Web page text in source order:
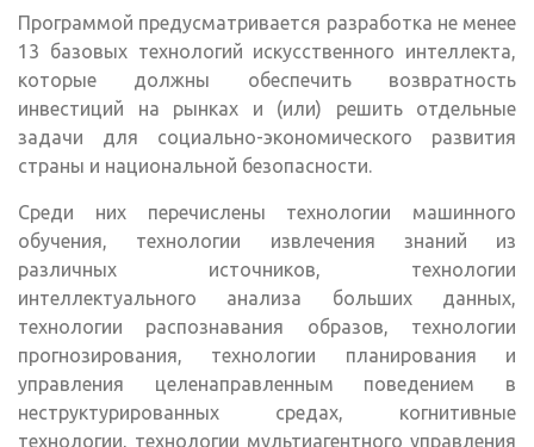
Программой предусматривается разработка не менее
13 базовых технологий искусственного интеллекта,
которые должны обеспечить возвратность
инвестиций на рынках и (или) решить отдельные
задачи для социально-экономического развития
страны и национальной безопасности.
Среди них перечислены технологии машинного
обучения, технологии извлечения знаний из
различных источников, технологии
интеллектуального анализа больших данных,
технологии распознавания образов, технологии
прогнозирования, технологии планирования и
управления целенаправленным поведением в
неструктурированных средах, когнитивные
технологии, технологии мультиагентного управления